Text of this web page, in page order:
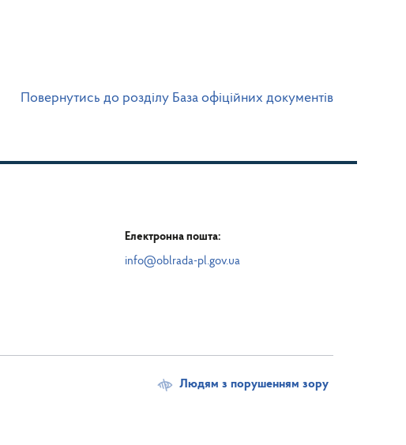
Повернутись до розділу База офіційних документів
Електронна пошта:
info@oblrada-pl.gov.ua
Людям з порушенням зору